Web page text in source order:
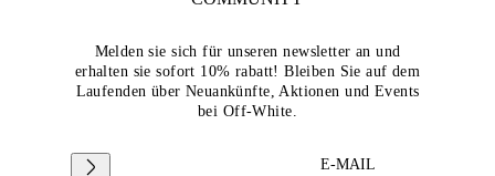
Melden sie sich für unseren newsletter an und
erhalten sie sofort 10% rabatt! Bleiben Sie auf dem
Laufenden über Neuankünfte, Aktionen und Events
bei Off-White.
E-MAIL